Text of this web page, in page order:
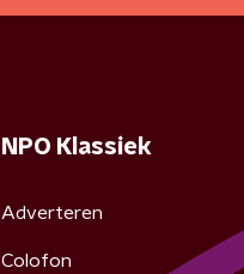
NPO Klassiek
Adverteren
Colofon